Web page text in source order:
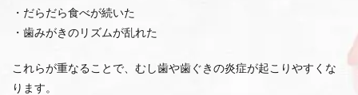
・だらだら食べが続いた
・歯みがきのリズムが乱れた
これらが重なることで、むし歯や歯ぐきの炎症が起こりやすくな
ります。